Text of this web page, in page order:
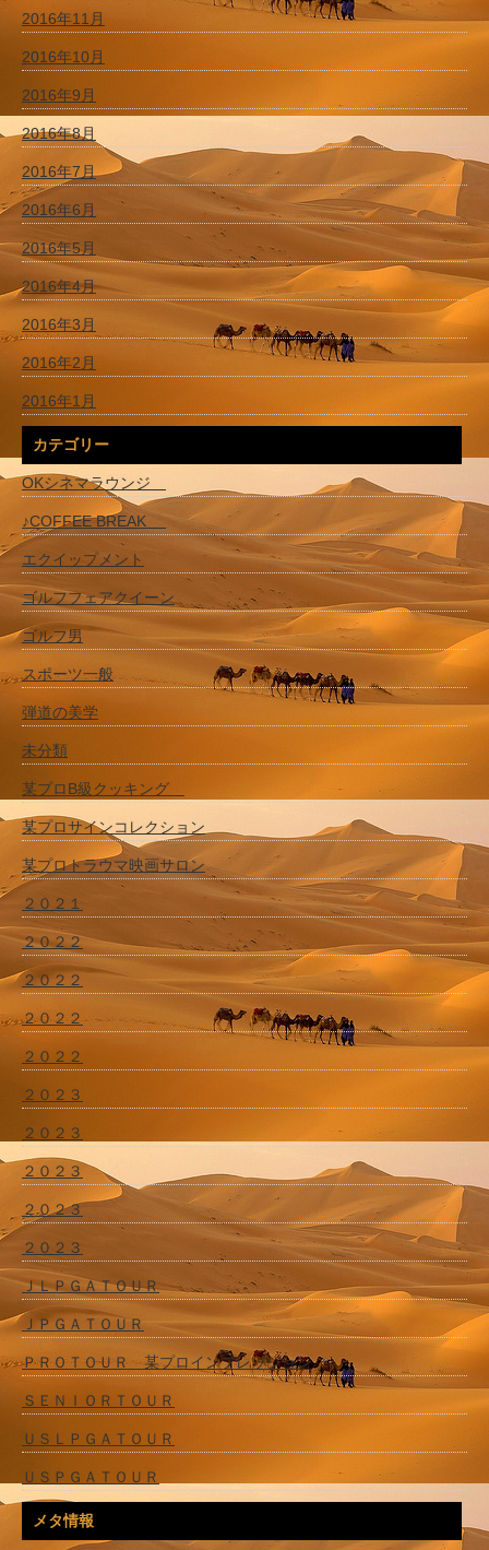
2016年11月
2016年10月
2016年9月
2016年8月
2016年7月
2016年6月
2016年5月
2016年4月
2016年3月
2016年2月
2016年1月
カテゴリー
OKシネマラウンジ
♪COFFEE BREAK
エクイップメント
ゴルフフェアクイーン
ゴルフ男
スポーツ一般
弾道の美学
未分類
某プロB級クッキング
某プロサインコレクション
某プロトラウマ映画サロン
２０２１
２０２２
２０２２
２０２２
２０２２
２０２３
２０２３
２０２３
２０２３
２０２３
ＪＬＰＧＡＴＯＵＲ
ＪＰＧＡＴＯＵＲ
ＰＲＯＴＯＵＲ 某プロインプレッション
ＳＥＮＩＯＲＴＯＵＲ
ＵＳＬＰＧＡＴＯＵＲ
ＵＳＰＧＡＴＯＵＲ
メタ情報